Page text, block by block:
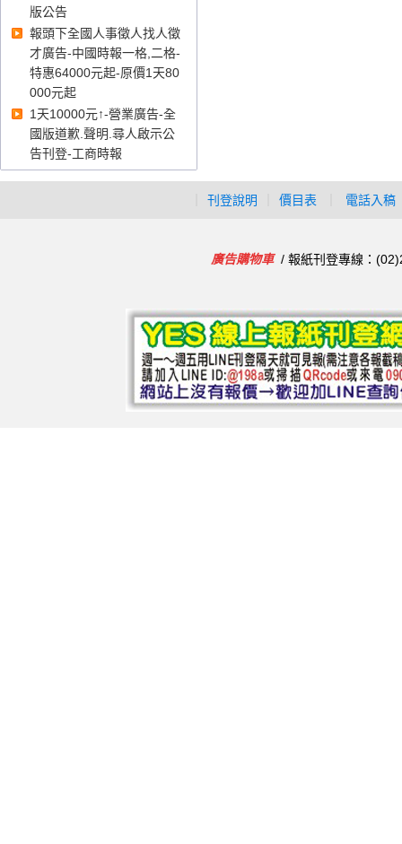
版公告
報頭下全國人事徵人找人徵
才廣告-中國時報一格,二格-
特惠64000元起-原價1天80
000元起
1天10000元↑-營業廣告-全
國版道歉.聲明.尋人啟示公
告刊登-工商時報
刊登說明 價目表 電話入稿
廣告購物車/ 報紙刊登專線：